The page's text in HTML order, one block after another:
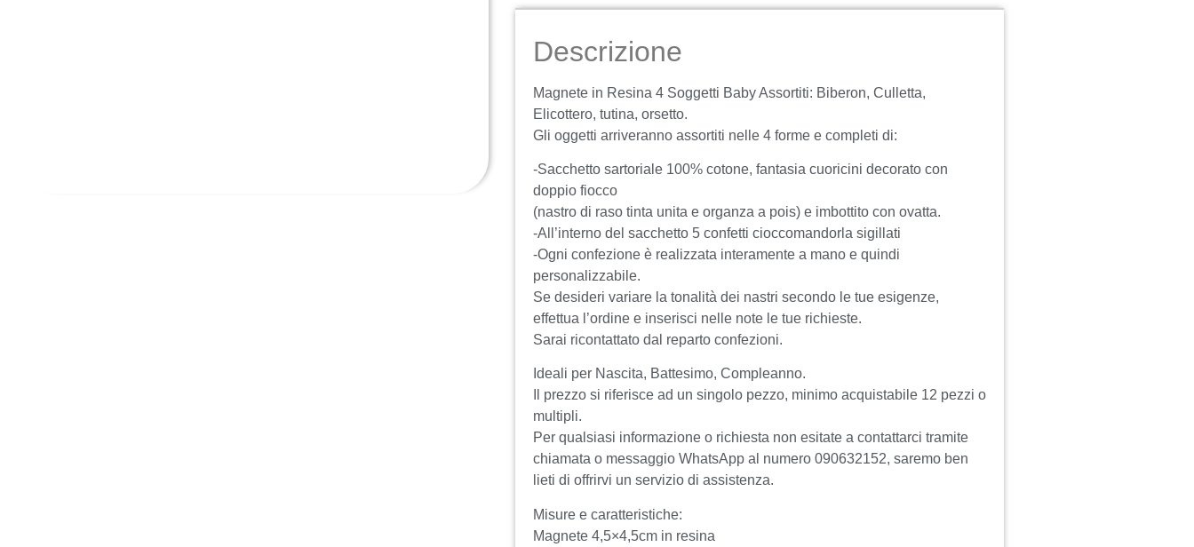
Descrizione
Magnete in Resina 4 Soggetti Baby Assortiti: Biberon, Culletta,
Elicottero, tutina, orsetto.
Gli oggetti arriveranno assortiti nelle 4 forme e completi di:
-Sacchetto sartoriale 100% cotone, fantasia cuoricini decorato con
doppio fiocco
(nastro di raso tinta unita e organza a pois) e imbottito con ovatta.
-All’interno del sacchetto 5 confetti cioccomandorla sigillati
-Ogni confezione è realizzata interamente a mano e quindi
personalizzabile.
Se desideri variare la tonalità dei nastri secondo le tue esigenze,
effettua l’ordine e inserisci nelle note le tue richieste.
Sarai ricontattato dal reparto confezioni.
Ideali per Nascita, Battesimo, Compleanno.
Il prezzo si riferisce ad un singolo pezzo, minimo acquistabile 12 pezzi o
multipli.
Per qualsiasi informazione o richiesta non esitate a contattarci tramite
chiamata o messaggio WhatsApp al numero 090632152, saremo ben
lieti di offrirvi un servizio di assistenza.
Misure e caratteristiche:
Magnete 4,5×4,5cm in resina